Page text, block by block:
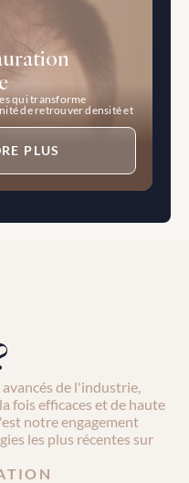
qui transforme
de retrouver densité et
PLUS
de l'industrie,
fois efficaces et de haute
notre engagement
les plus récentes sur